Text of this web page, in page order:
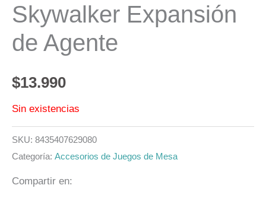
Skywalker Expansión
de Agente
$13.990
Sin existencias
SKU: 8435407629080
Categoría: Accesorios de Juegos de Mesa
Compartir en: